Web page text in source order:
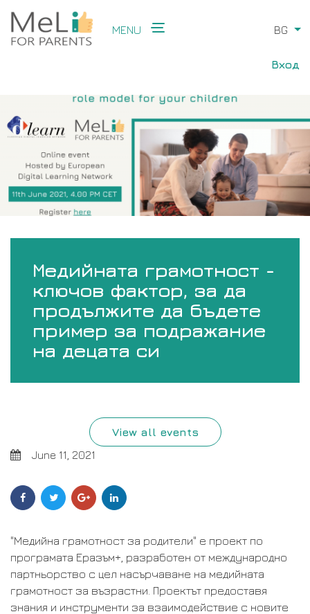
main
User
Вход
MENU BG
Медийната грамотност -
ключов фактор, за да
продължите да бъдете
пример за подражание
на децата си
View all events
June 11, 2021
Social
Sharing
Share
to
Share
to
Share
to
Share
to
"Mедийна грамотност за родители" е проект по
програмата Еразъм+, разработен от международно
партньорство с цел насърчаване на медийната
грамотност за възрастни. Проектът предоставя
знания и инструменти за взаимодействие с новите